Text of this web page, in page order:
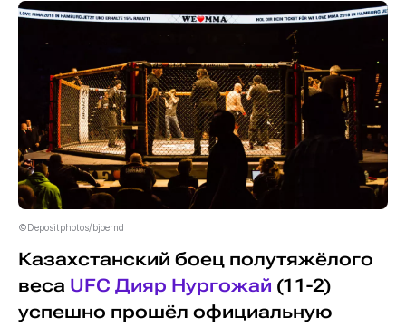
©Depositphotos/bjoernd
Казахстанский боец полутяжёлого
веса UFC Дияр Нургожай (11-2)
успешно прошёл официальную